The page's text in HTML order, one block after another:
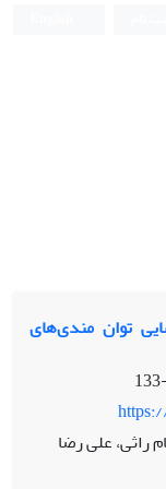
توان مندی‌های
راثی، علی رضا